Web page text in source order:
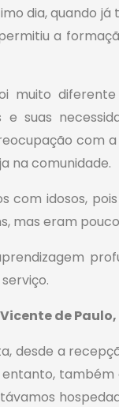
dia, quando
a
muito
suas
com
na comunidade.
com idosos,
mas eram
de
desde a